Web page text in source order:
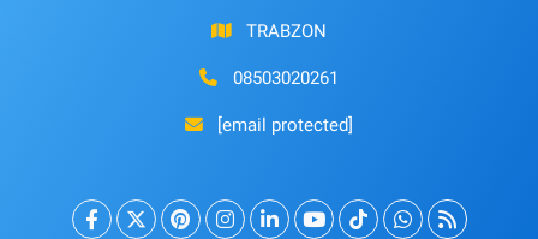
TRABZON
08503020261
[email protected]